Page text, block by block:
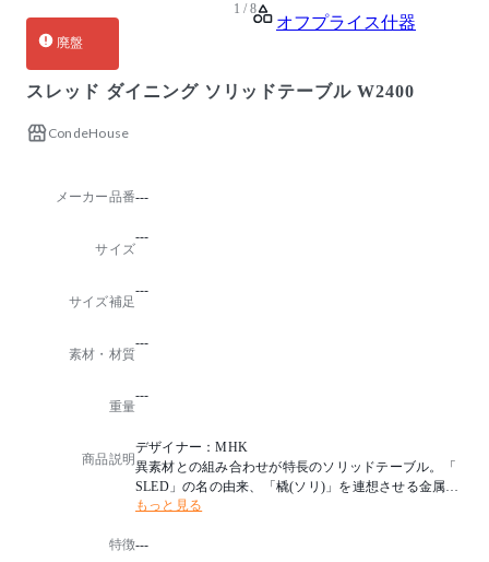
オフプライス什器
1 / 8
廃盤
スレッド ダイニング ソリッドテーブル W2400
CondeHouse
メーカー品番---
サイズ
---
サイズ補足
---
素材・材質
---
重量
---
商品説明
デザイナー：MHK
異素材との組み合わせが特長のソリッドテーブル。「
SLED」の名の由来、「橇(ソリ)」を連想させる金属脚
と無垢板とのコントラストが魅力です。厚さ34mmの
び、表情豊かに仕上げました。脚部はシャープでクラ
もっと見る
特徴---